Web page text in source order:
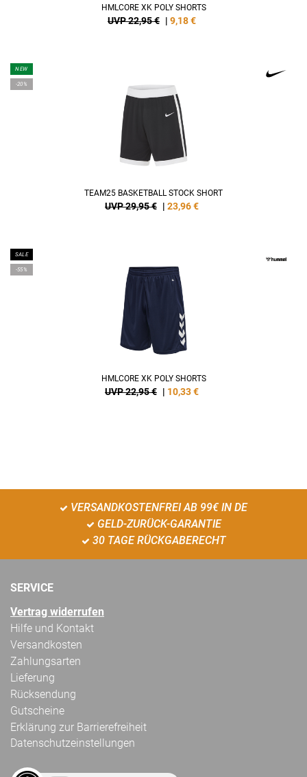
HMLCORE XK POLY SHORTS
UVP 22,95 € | 9,18€
NEW
-20%
TEAM25 BASKETBALL STOCK SHORT
UVP 29,95 € | 23,96€
SALE
-55%
HMLCORE XK POLY SHORTS
UVP 22,95 € | 10,33€
VERSANDKOSTENFREI AB 99€ IN DE
GELD-ZURÜCK-GARANTIE
30 TAGE RÜCKGABERECHT
SERVICE
Vertrag widerrufen
Hilfe und Kontakt
Versandkosten
Zahlungsarten
Lieferung
Rücksendung
Gutscheine
Erklärung zur Barrierefreiheit
Datenschutzeinstellungen